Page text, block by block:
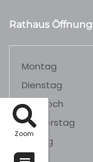
Zoom
Rathaus
Montag
Dienstag
Mittwoch
Donnerstag
Freitag